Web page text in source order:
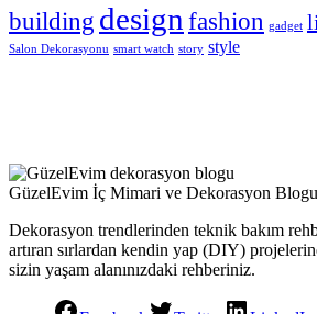
building design fashion gadget
Salon Dekorasyonu smart watch story style
GüzelEvim İç Mimari ve Dekorasyon Blogu
Dekorasyon trendlerinden teknik bakım
artıran sırlardan kendin yap (DIY)
sizin yaşam alanınızdaki rehberiniz.